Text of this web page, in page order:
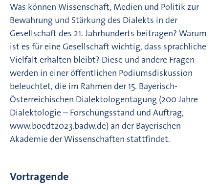
Was können Wissenschaft, Medien und Politik zur
Bewahrung und Stärkung des Dialekts in der
Gesellschaft des 21. Jahrhunderts beitragen? Warum
ist es für eine Gesellschaft wichtig, dass sprachliche
Vielfalt erhalten bleibt? Diese und andere Fragen
werden in einer öffentlichen Podiumsdiskussion
beleuchtet, die im Rahmen der 15. Bayerisch-
Österreichischen Dialektologentagung (200 Jahre
Dialektologie – Forschungsstand und Auftrag,
www.boedt2023.badw.de) an der Bayerischen
Akademie der Wissenschaften stattfindet.
Vortragende